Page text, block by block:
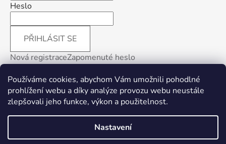
Používáme cookies, abychom Vám umožnili pohodlné
prohlížení webu a díky analýze provozu webu neustále
zlepšovali jeho funkce, výkon a použitelnost.
Nastavení
Heslo
PŘIHLÁSIT SE
Nová registraceZapomenuté heslo
Facebook